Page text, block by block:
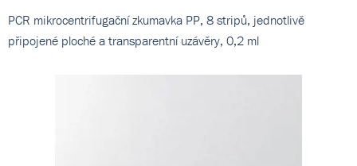
PCR mikrocentrifugační zkumavka PP, 8 stripů, jednotlivě
připojené ploché a transparentní uzávěry, 0,2 ml